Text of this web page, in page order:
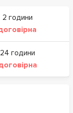
2 години
24 години